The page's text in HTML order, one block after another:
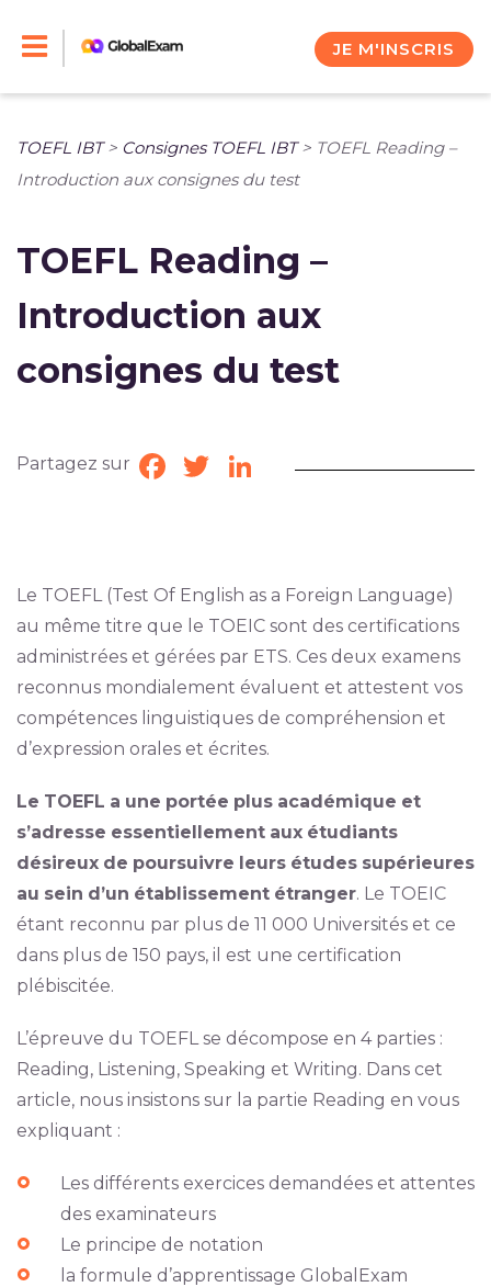
JE M'INSCRIS
TOEFL IBT> Consignes TOEFL IBT> TOEFL Reading –
Introduction aux consignes du test
TOEFL Reading –
Introduction aux
consignes du test
Partagez sur Facebook
TwitterLinkedIn
Le TOEFL (Test Of English as a Foreign Language)
au même titre que le TOEIC sont des certifications
administrées et gérées par ETS. Ces deux examens
reconnus mondialement évaluent et attestent vos
compétences linguistiques de compréhension et
d’expression orales et écrites.
Le TOEFL a une portée plus académique et
s’adresse essentiellement aux étudiants
désireux de poursuivre leurs études supérieures
au sein d’un établissement étranger. Le TOEIC
étant reconnu par plus de 11 000 Universités et ce
dans plus de 150 pays, il est une certification
plébiscitée.
L’épreuve du TOEFL se décompose en 4 parties :
Reading, Listening, Speaking et Writing. Dans cet
article, nous insistons sur la partie Reading en vous
expliquant :
Les différents exercices demandées et attentes
des examinateurs
Le principe de notation
la formule d’apprentissage GlobalExam